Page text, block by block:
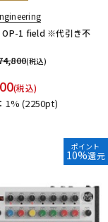
OP-1 field ※代引き不
(税込)
(税込)
1%(2250pt)
ポイント
10%還元